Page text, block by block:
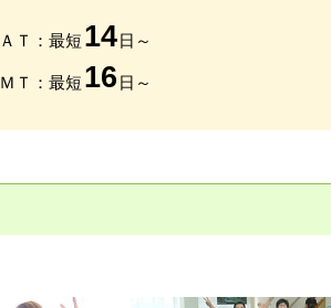
ＡＴ：最短 14 日～
ＭＴ：最短 16 日～